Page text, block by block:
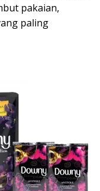
pakaian,
paling